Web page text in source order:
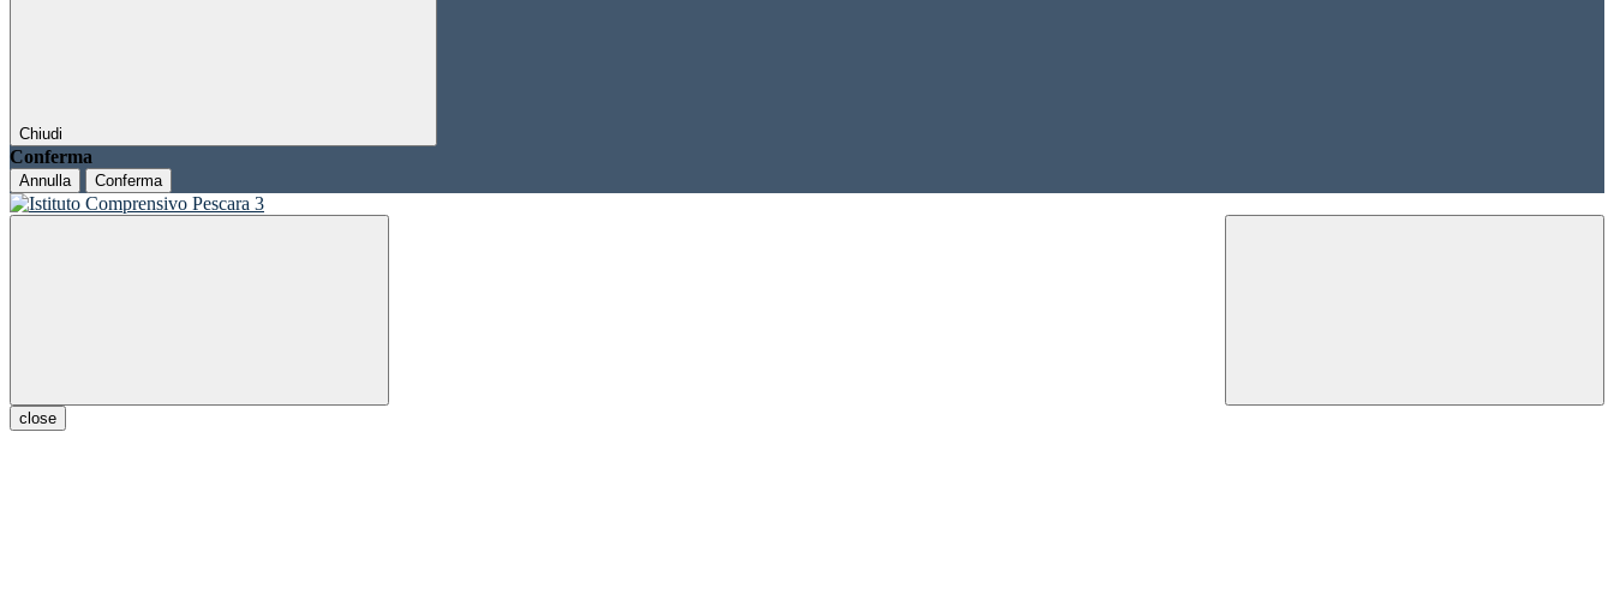
Chiudi
Conferma
Annulla Conferma
close